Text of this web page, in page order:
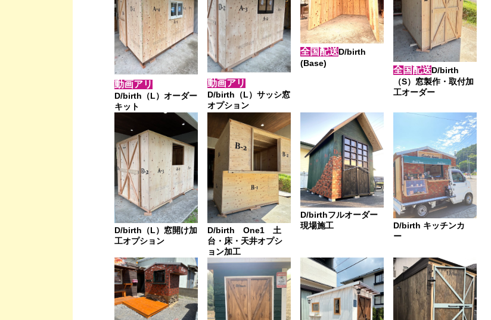
動画アリ
D/birth（L）オーダー
キット
動画アリ
D/birth（L）サッシ窓
オプション
全国配送D/birth
(Base)
全国配送D/birth
（S）窓製作・取付加
工オーダー
D/birth（L）窓開け加
工オプション
D/birth One1 土
台・床・天井オプシ
ョン加工
D/birthフルオーダー
現場施工
D/birth キッチンカ
ー